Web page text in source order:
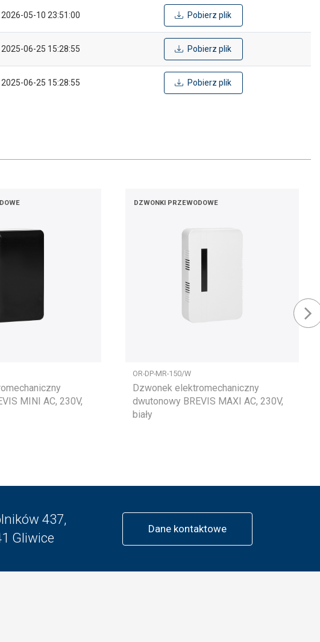
2026-05-10 23:51:00 Pobierz plik
2025-06-25 15:28:55 Pobierz plik
2025-06-25 15:28:55 Pobierz plik
MINI AC, 230V,
DZWONKI PRZEWODOWE
OR-DP-MR-150/W
Dzwonek elektromechaniczny
dwutonowy BREVIS MAXI AC, 230V,
biały
437,
Gliwice
Dane kontaktowe